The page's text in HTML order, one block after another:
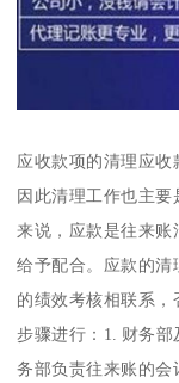
应收款项的清理应收
因此清理工作也主
来说，应款是往来账
给予配合。应款的清
的绩效考核相联系
步骤进行：1. 财务
务部负责往来账的会